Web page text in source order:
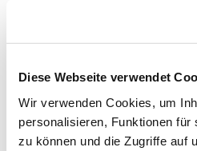
Diese Webseite verwendet
Wir verwenden Cookies, um
personalisieren, Funktionen für
zu können und die Zugriffe auf